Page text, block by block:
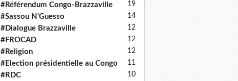
#Référendum Congo-Brazzaville 19
#Sassou N'Guesso 14
#Dialogue Brazzaville 12
#FROCAD 12
#Religion 12
#Election présidentielle au Congo 11
#RDC 10